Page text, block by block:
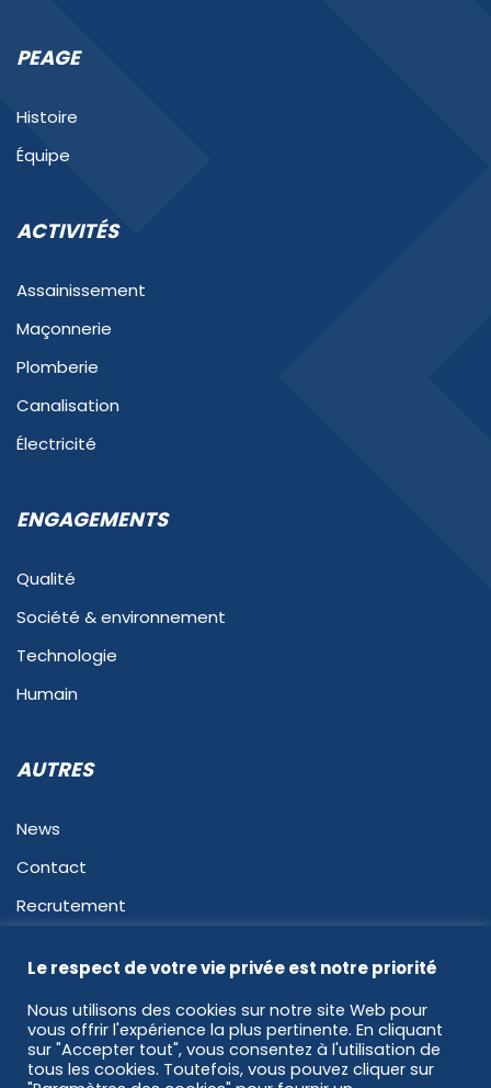
PEAGE
Histoire
Équipe
ACTIVITÉS
Assainissement
Maçonnerie
Plomberie
Canalisation
Électricité
ENGAGEMENTS
Qualité
Société & environnement
Technologie
Humain
AUTRES
News
Contact
Recrutement
Politique de confidentialité
Le respect de votre vie privée est notre priorité
Nous utilisons des cookies sur notre site Web pour
vous offrir l'expérience la plus pertinente. En cliquant
sur "Accepter tout", vous consentez à l'utilisation de
tous les cookies. Toutefois, vous pouvez cliquer sur